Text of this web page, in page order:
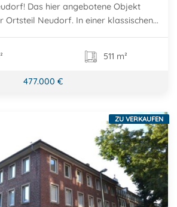
Das hier angebotene Objekt
Ortsteil Neudorf. In einer klassischen...
511 m²
477.000 €
ZU VERKAUFEN